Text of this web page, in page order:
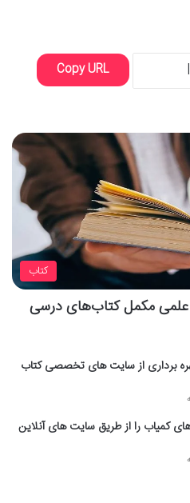
Copy URL
کتاب
علمی مکمل کتاب‌های درسی
برداری از سایت های تخصصی کتاب
کمیاب را از طریق سایت های آنلاین